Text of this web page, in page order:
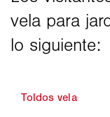
Toldos vela